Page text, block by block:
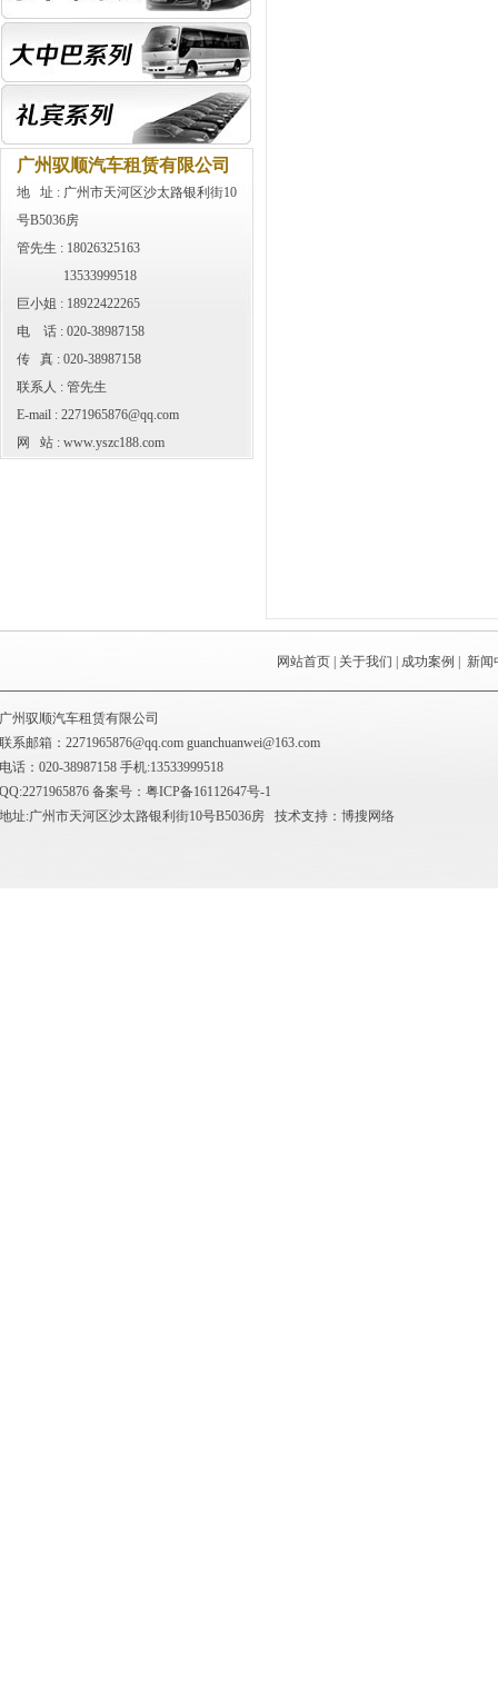
广州驭顺汽车租赁有限公司
地 址 : 广州市天河区沙太路银利街10
号B5036房
管先生 : 18026325163
13533999518
巨小姐 : 18922422265
电 话 : 020-38987158
传 真 : 020-38987158
联系人 : 管先生
E-mail : 2271965876@qq.com
网 站 : www.yszc188.com
网站首页 关于我们 成功案例 新
广州驭顺汽车租赁有限公司
联系邮箱：2271965876@qq.com guanchuanwei@163.com
电话：020-38987158 手机:13533999518
QQ:2271965876 备案号： 粤ICP备16112647号-1
地址:广州市天河区沙太路银利街10号B5036房 技术支持： 博搜网络